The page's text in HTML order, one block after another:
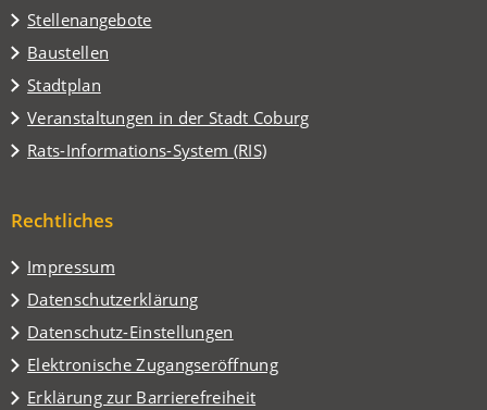
Stellenangebote
Baustellen
Stadtplan
(Öffnet
in
einem
neuen
Veranstaltungen in der Stadt Coburg
(Öffnet
in
einem
Tab)
Rats-Informations-System (RIS)
(Öffnet
neuen
Rechtliches
Impressum
Datenschutzerklärung
Datenschutz-Einstellungen
Elektronische Zugangseröffnung
Erklärung zur Barrierefreiheit